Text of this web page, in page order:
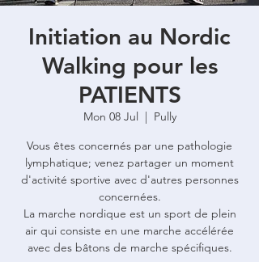
Initiation au Nordic
Walking pour les
PATIENTS
Mon 08 Jul
  |
Pully
Vous êtes concernés par une pathologie
lymphatique; venez partager un moment
d'activité sportive avec d'autres personnes
concernées.
La marche nordique est un sport de plein
air qui consiste en une marche accélérée
avec des bâtons de marche spécifiques.